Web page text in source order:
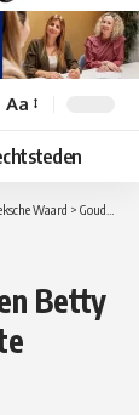
Lettergrootte
aanpassen
Aa
Waard > Goud voor Jim Sint-Nicolaas en Betty Rollof met zwemcompetitie te Sliedrecht
Betty